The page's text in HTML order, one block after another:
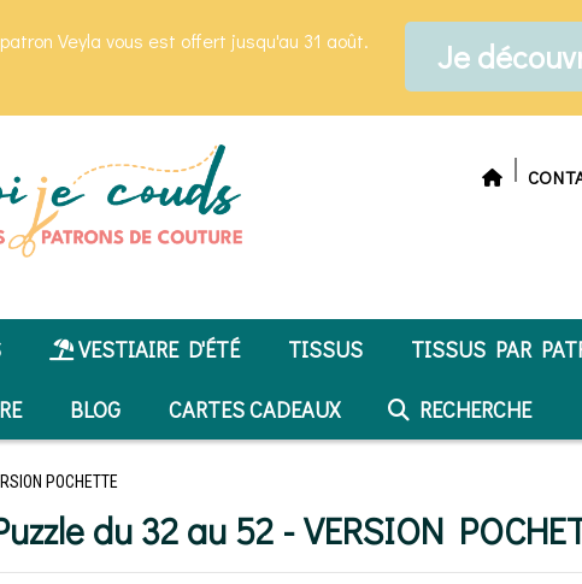
Veyla vous est offert jusqu'au 31 août. Je
VESTIAIRE D'ÉTÉ TISSUS TISSUS PAR
BLOG CARTES CADEAUX RECHERCHE
POCHETTE
du 32 au 52 - VERSION